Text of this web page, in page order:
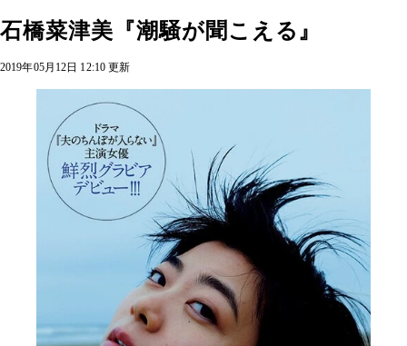
石橋菜津美『潮騒が聞こえる』
2019年05月12日 12:10 更新